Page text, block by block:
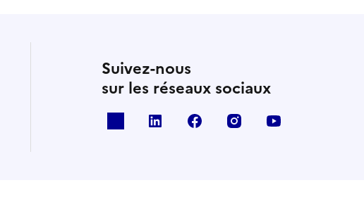
Suivez-nous
sur les réseaux sociaux
linkedin facebook instagram